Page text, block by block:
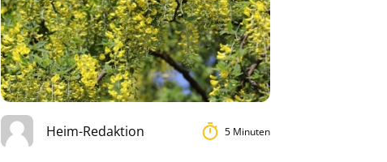
Heim-Redaktion 5 Minuten